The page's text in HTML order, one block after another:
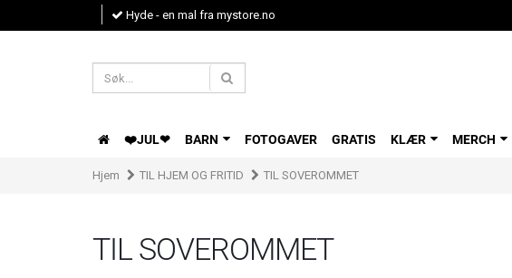
Hyde - en mal fra mystore.no
❤️JUL❤ BARN FOTOGAVER GRATIS KLÆR MERCH
Hjem TIL HJEM OG FRITID TIL SOVEROMMET
TIL SOVEROMMET